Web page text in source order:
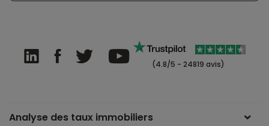
(4.8/5 - 24819 avis)
Analyse des taux immobiliers